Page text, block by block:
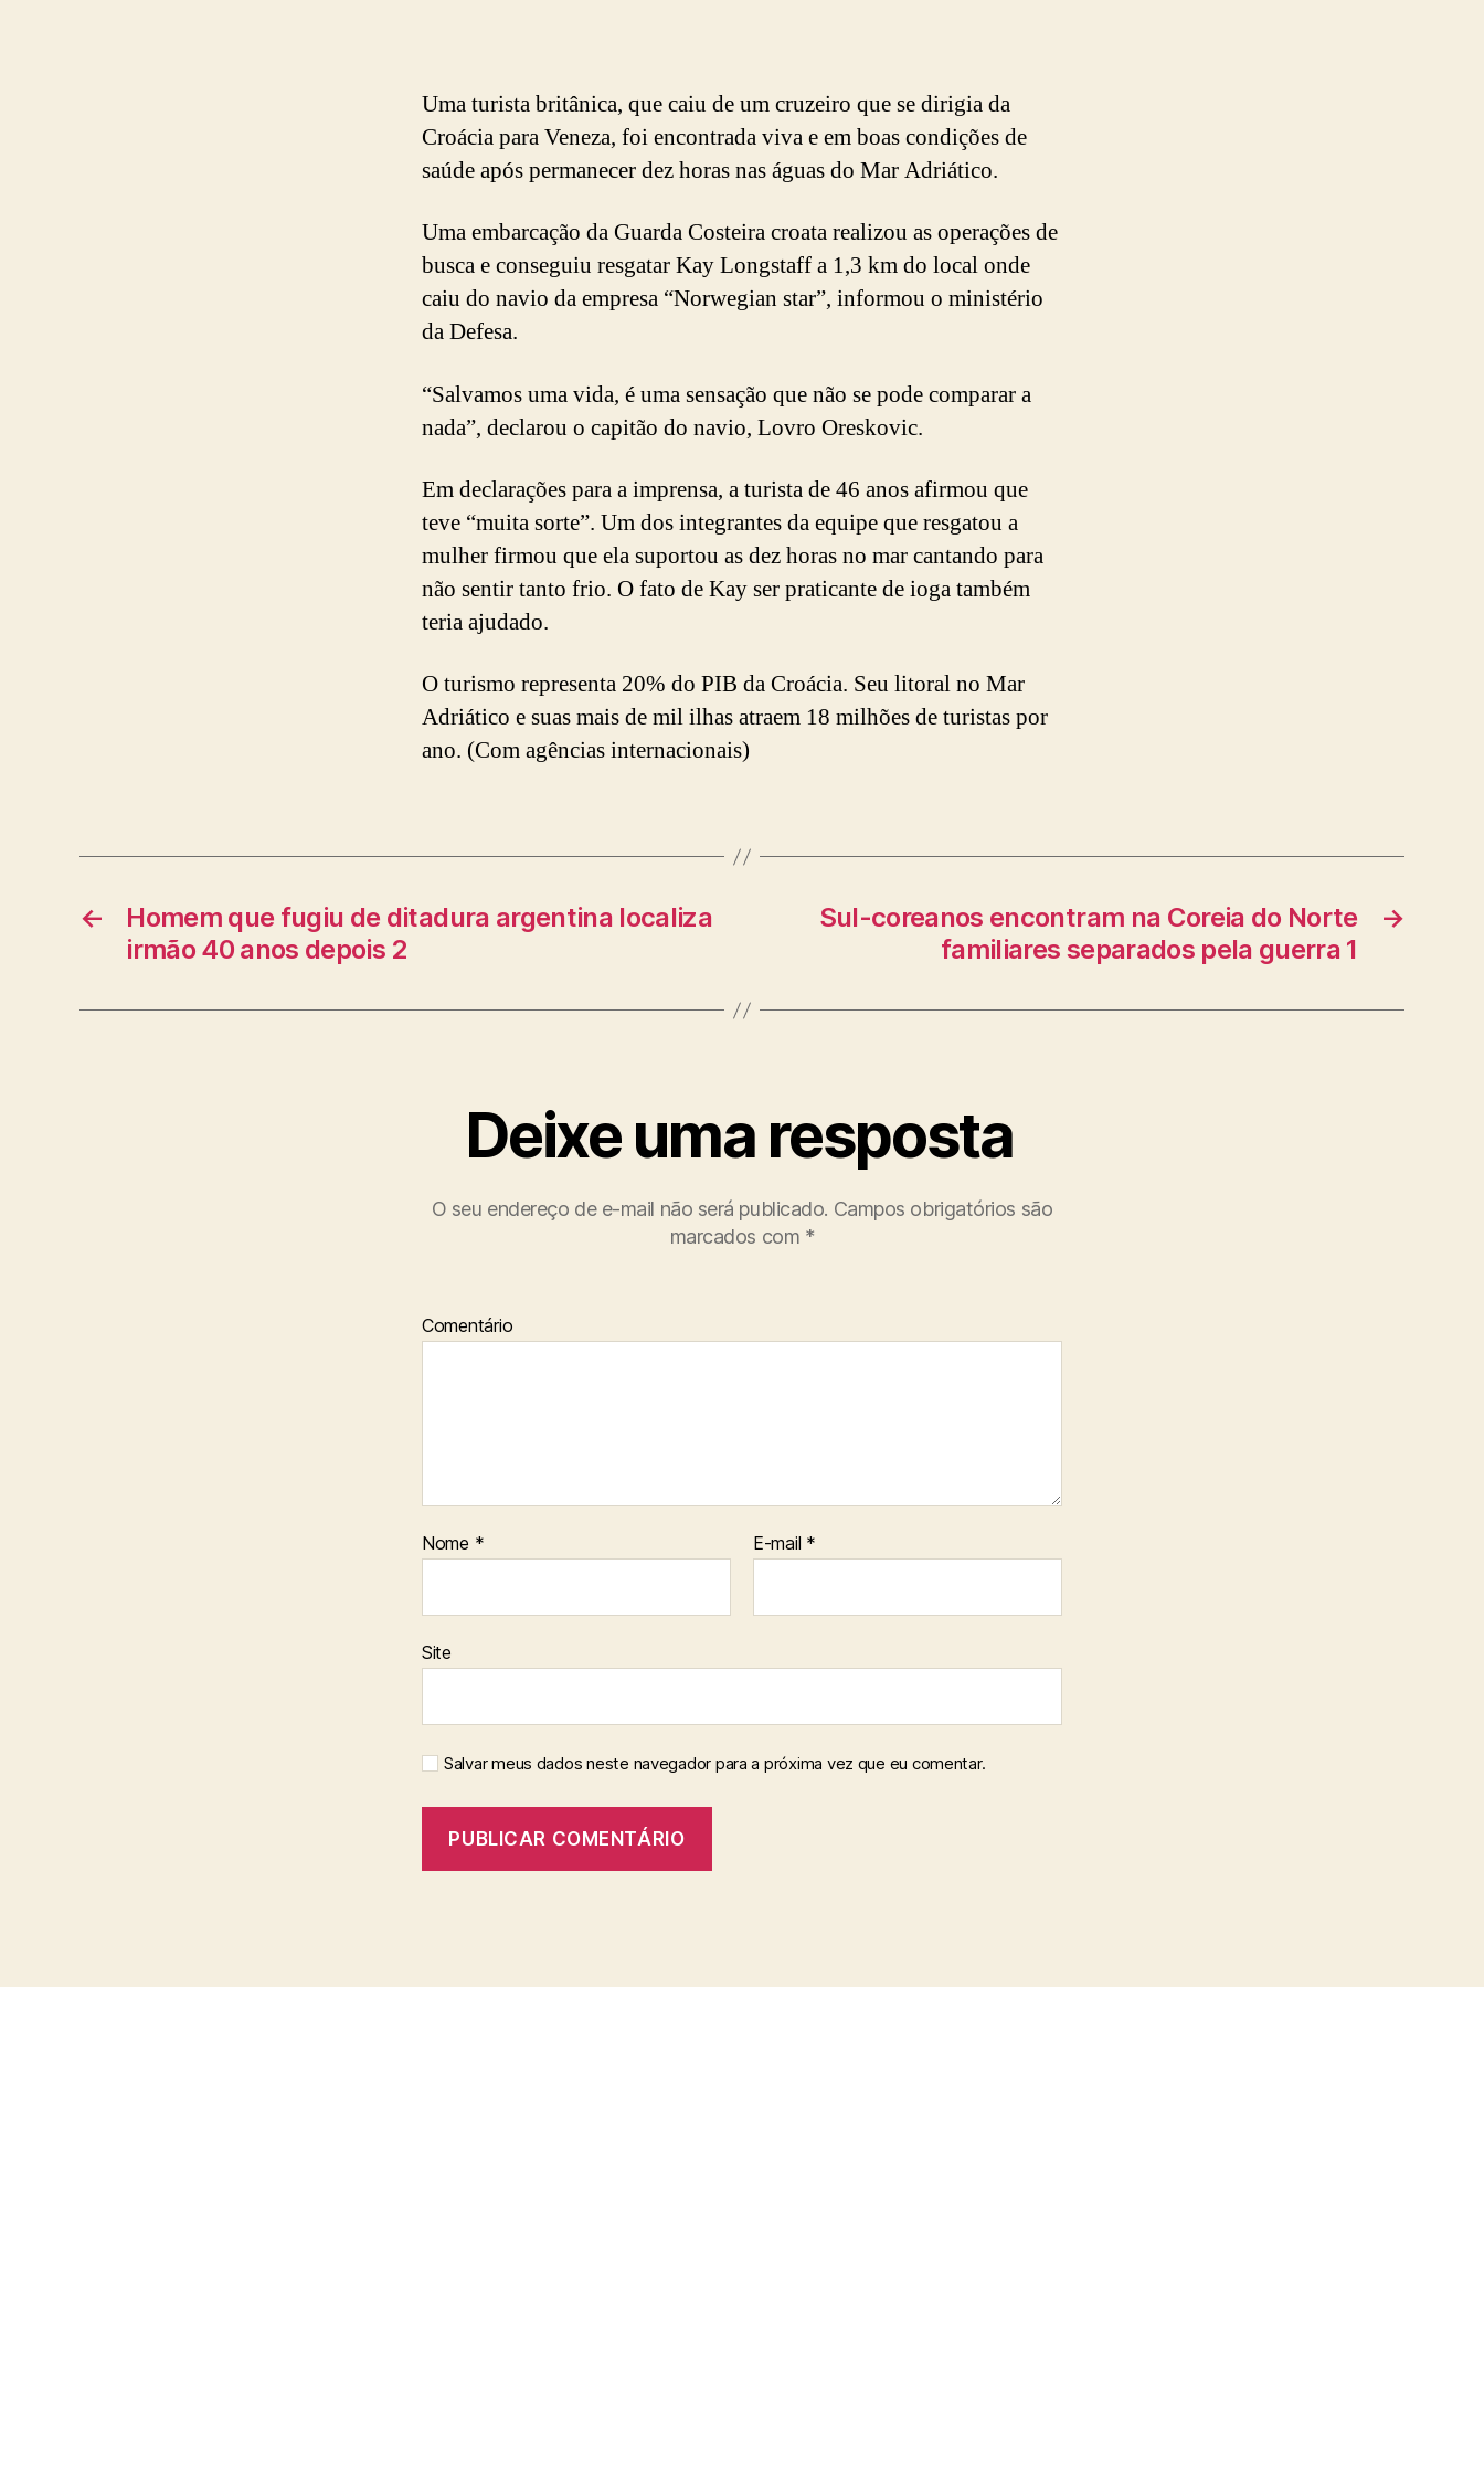
Uma turista britânica, que caiu de um cruzeiro que se dirigia da
Croácia para Veneza, foi encontrada viva e em boas condições de
saúde após permanecer dez horas nas águas do Mar Adriático.
Uma embarcação da Guarda Costeira croata realizou as operações de
busca e conseguiu resgatar Kay Longstaff a 1,3 km do local onde
caiu do navio da empresa “Norwegian star”, informou o ministério
da Defesa.
“Salvamos uma vida, é uma sensação que não se pode comparar a
nada”, declarou o capitão do navio, Lovro Oreskovic.
Em declarações para a imprensa, a turista de 46 anos afirmou que
teve “muita sorte”. Um dos integrantes da equipe que resgatou a
mulher firmou que ela suportou as dez horas no mar cantando para
não sentir tanto frio. O fato de Kay ser praticante de ioga também
teria ajudado.
O turismo representa 20% do PIB da Croácia. Seu litoral no Mar
Adriático e suas mais de mil ilhas atraem 18 milhões de turistas por
ano. (Com agências internacionais)
←
Homem que fugiu de ditadura argentina localiza
irmão 40 anos depois 2
→
Sul-coreanos encontram na Coreia do Norte
familiares separados pela guerra 1
Deixe uma resposta
O seu endereço de e-mail não será publicado. Campos obrigatórios são
marcados com *
Comentário
Nome * E-mail *
Site
Salvar meus dados neste navegador para a próxima vez que eu comentar.